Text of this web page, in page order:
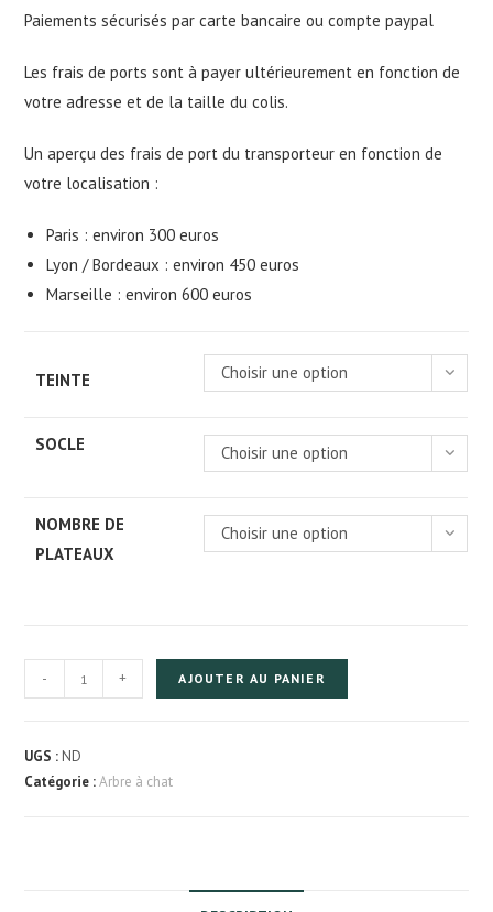
Paiements sécurisés par carte bancaire ou compte paypal
Les frais de ports sont à payer ultérieurement en fonction de
votre adresse et de la taille du colis.
Un aperçu des frais de port du transporteur en fonction de
votre localisation :
Paris : environ 300 euros
Lyon / Bordeaux : environ 450 euros
Marseille : environ 600 euros
TEINTE Choisir une option
SOCLE Choisir une option
NOMBRE DE
PLATEAUX
Choisir une option
de
à
chat
- + AJOUTER AU PANIER
UGS : ND
Catégorie :Arbre à chat